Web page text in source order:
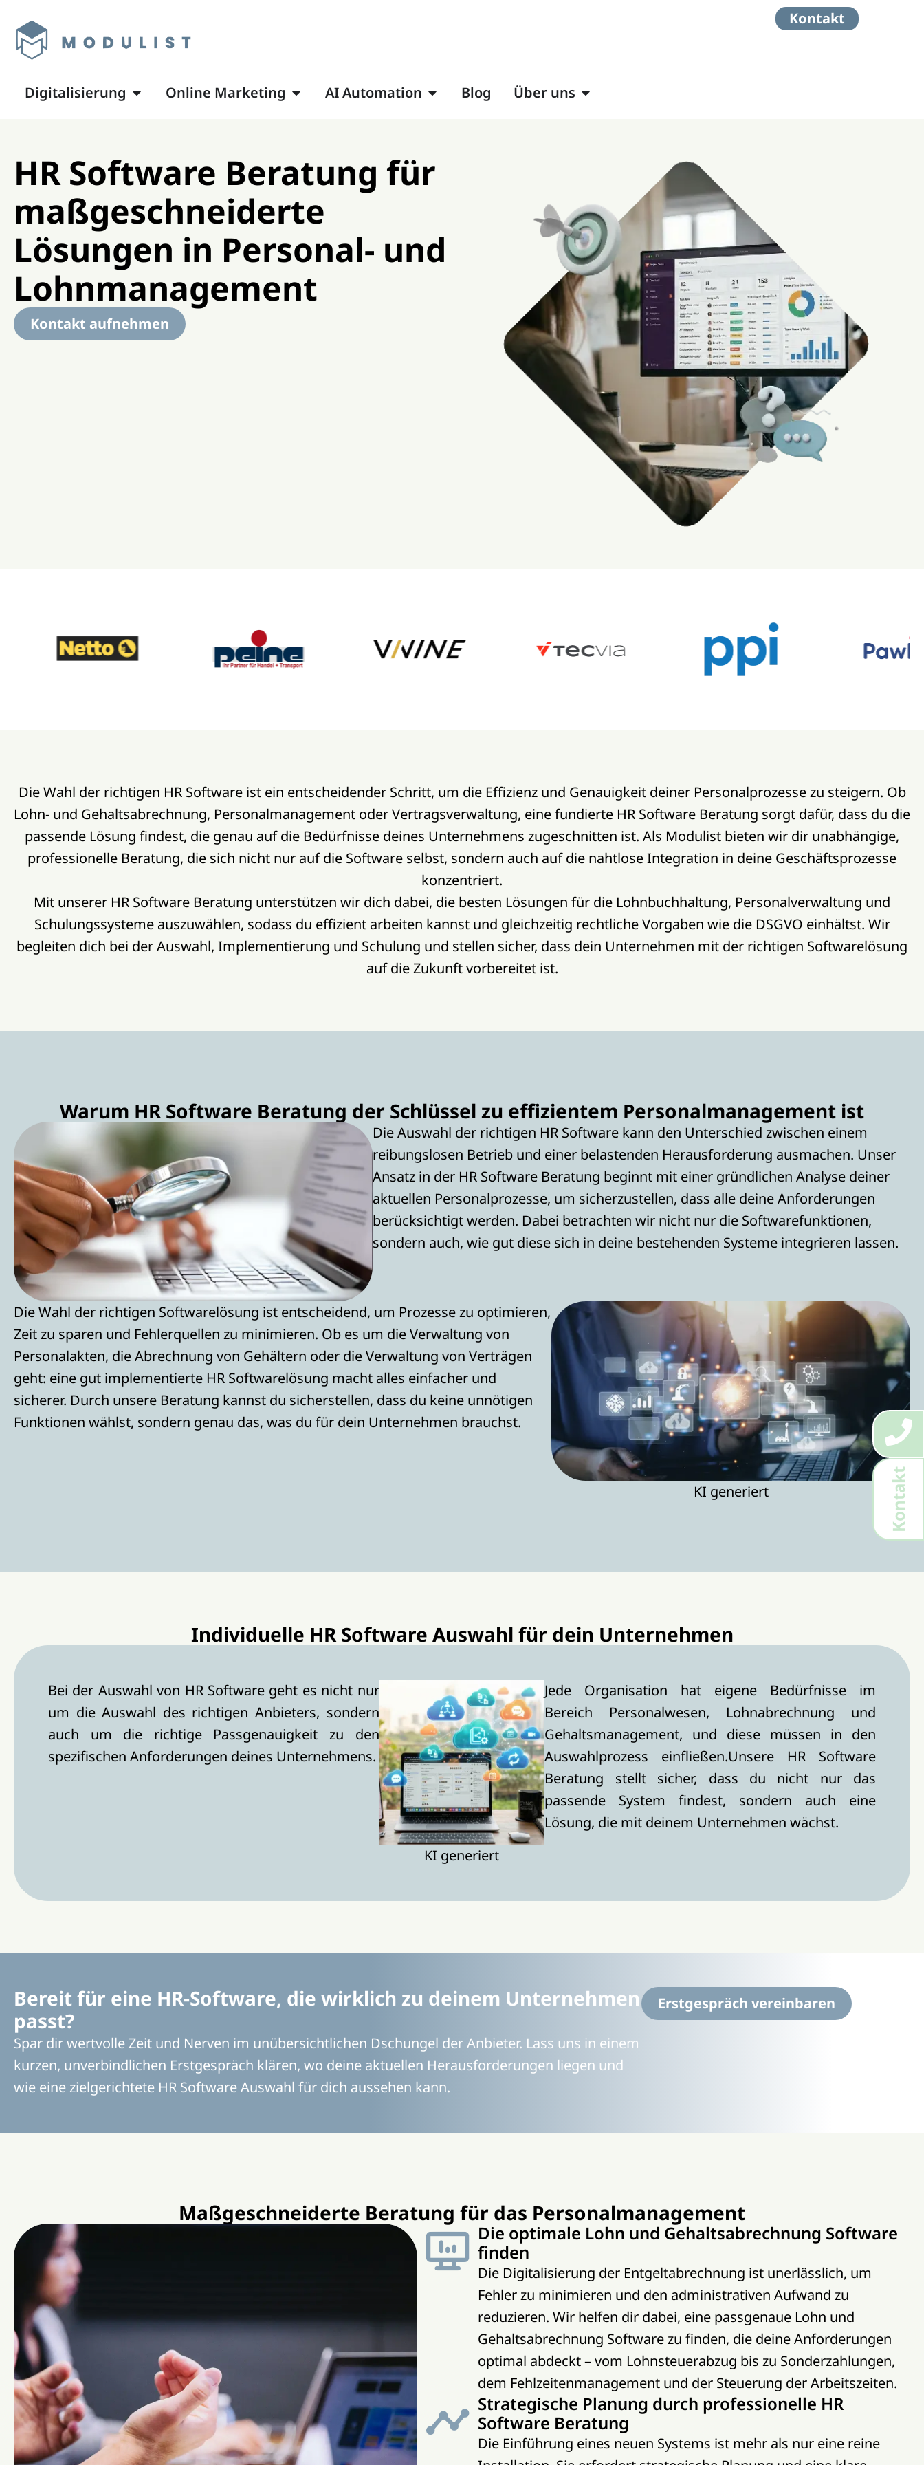
Digitalisierung Online Marketing AI Automation Blog Über uns
Kontakt
HR Software Beratung für
maßgeschneiderte
Lösungen in Personal- und
Lohnmanagement
Kontakt aufnehmen
Die Wahl der richtigen HR Software ist ein entscheidender Schritt, um die Effizienz und Genauigkeit deiner Personalprozesse zu steigern. Ob
Lohn- und Gehaltsabrechnung, Personalmanagement oder Vertragsverwaltung, eine fundierte HR Software Beratung sorgt dafür, dass du die
passende Lösung findest, die genau auf die Bedürfnisse deines Unternehmens zugeschnitten ist. Als Modulist bieten wir dir unabhängige,
professionelle Beratung, die sich nicht nur auf die Software selbst, sondern auch auf die nahtlose Integration in deine Geschäftsprozesse
konzentriert.
Mit unserer HR Software Beratung unterstützen wir dich dabei, die besten Lösungen für die Lohnbuchhaltung, Personalverwaltung und
Schulungssysteme auszuwählen, sodass du effizient arbeiten kannst und gleichzeitig rechtliche Vorgaben wie die DSGVO einhältst. Wir
begleiten dich bei der Auswahl, Implementierung und Schulung und stellen sicher, dass dein Unternehmen mit der richtigen Softwarelösung
auf die Zukunft vorbereitet ist.
Warum HR Software Beratung der Schlüssel zu effizientem Personalmanagement ist
Die Auswahl der richtigen HR Software kann den Unterschied zwischen einem
reibungslosen Betrieb und einer belastenden Herausforderung ausmachen. Unser
Ansatz in der HR Software Beratung beginnt mit einer gründlichen Analyse deiner
aktuellen Personalprozesse, um sicherzustellen, dass alle deine Anforderungen
berücksichtigt werden. Dabei betrachten wir nicht nur die Softwarefunktionen,
sondern auch, wie gut diese sich in deine bestehenden Systeme integrieren lassen.
Die Wahl der richtigen Softwarelösung ist entscheidend, um Prozesse zu optimieren,
Zeit zu sparen und Fehlerquellen zu minimieren. Ob es um die Verwaltung von
Personalakten, die Abrechnung von Gehältern oder die Verwaltung von Verträgen
geht: eine gut implementierte HR Softwarelösung macht alles einfacher und
sicherer. Durch unsere Beratung kannst du sicherstellen, dass du keine unnötigen
Funktionen wählst, sondern genau das, was du für dein Unternehmen brauchst.
KI generiert
Individuelle HR Software Auswahl für dein Unternehmen
Bei der Auswahl von HR Software geht es nicht nur
um die Auswahl des richtigen Anbieters, sondern
auch um die richtige Passgenauigkeit zu den
spezifischen Anforderungen deines Unternehmens.
KI generiert
Jede Organisation hat eigene Bedürfnisse im
Bereich Personalwesen, Lohnabrechnung und
Gehaltsmanagement, und diese müssen in den
Auswahlprozess einfließen.Unsere HR Software
Beratung stellt sicher, dass du nicht nur das
passende System findest, sondern auch eine
Lösung, die mit deinem Unternehmen wächst.
Bereit für eine HR-Software, die wirklich zu deinem Unternehmen
passt?
Spar dir wertvolle Zeit und Nerven im unübersichtlichen Dschungel der Anbieter. Lass uns in einem
kurzen, unverbindlichen Erstgespräch klären, wo deine aktuellen Herausforderungen liegen und
wie eine zielgerichtete HR Software Auswahl für dich aussehen kann.
Erstgespräch vereinbaren
Maßgeschneiderte Beratung für das Personalmanagement
Die optimale Lohn und Gehaltsabrechnung Software
finden
Die Digitalisierung der Entgeltabrechnung ist unerlässlich, um
Fehler zu minimieren und den administrativen Aufwand zu
reduzieren. Wir helfen dir dabei, eine passgenaue Lohn und
Gehaltsabrechnung Software zu finden, die deine Anforderungen
optimal abdeckt – vom Lohnsteuerabzug bis zu Sonderzahlungen,
dem Fehlzeitenmanagement und der Steuerung der Arbeitszeiten.
Strategische Planung durch professionelle HR
Software Beratung
Die Einführung eines neuen Systems ist mehr als nur eine reine
Kontakt